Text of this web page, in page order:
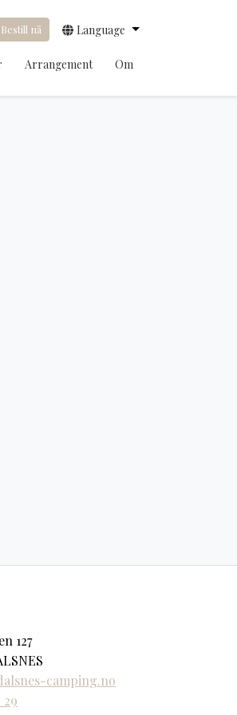
Bestill nå Language
Arrangement Om
127
camping.no
29